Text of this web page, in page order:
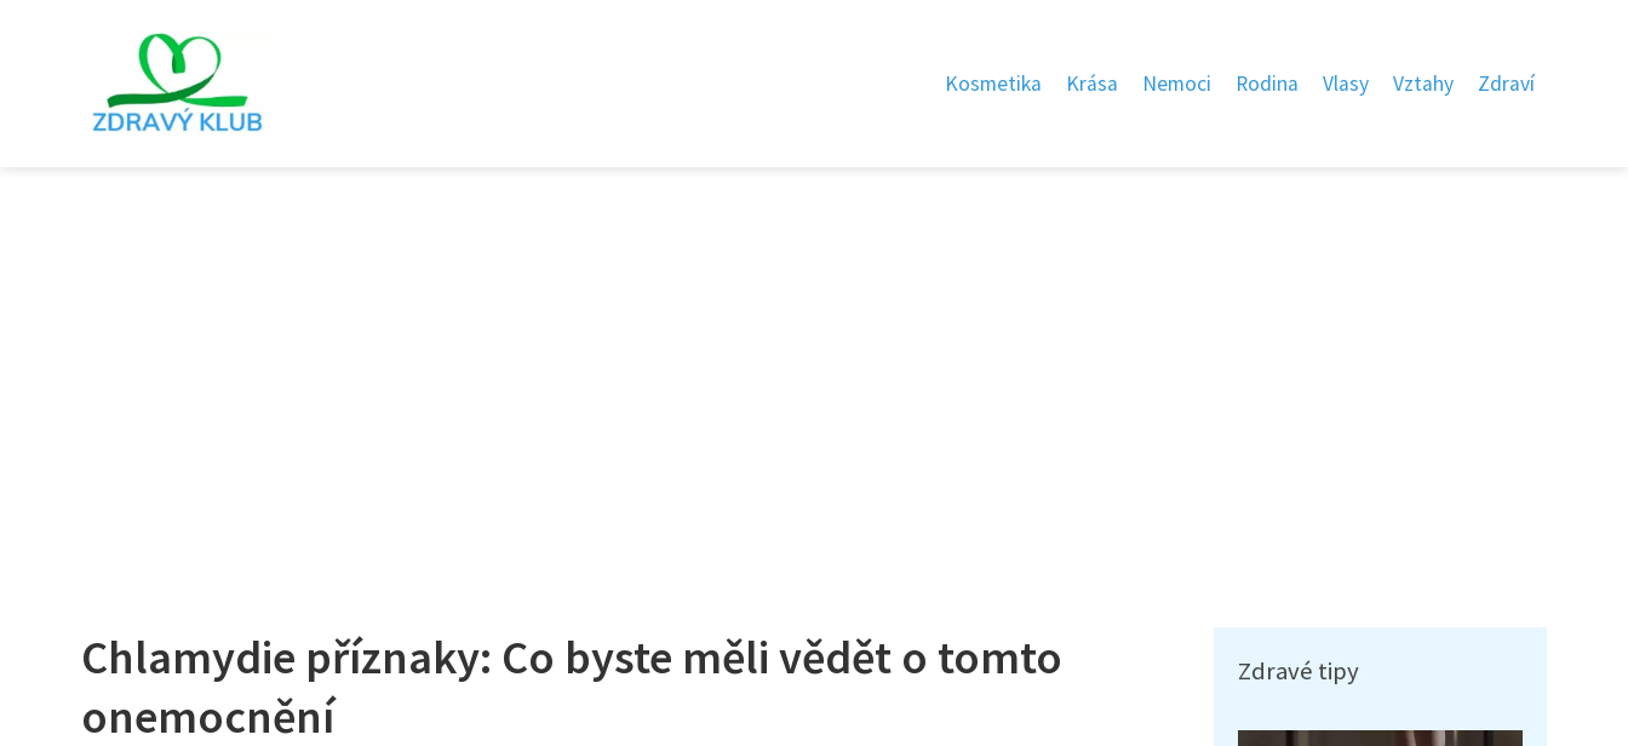
Kosmetika Krása Nemoci Rodina Vlasy Vztahy Zdraví
Chlamydie příznaky: Co byste měli vědět o tomto
onemocnění
Zdravé tipy